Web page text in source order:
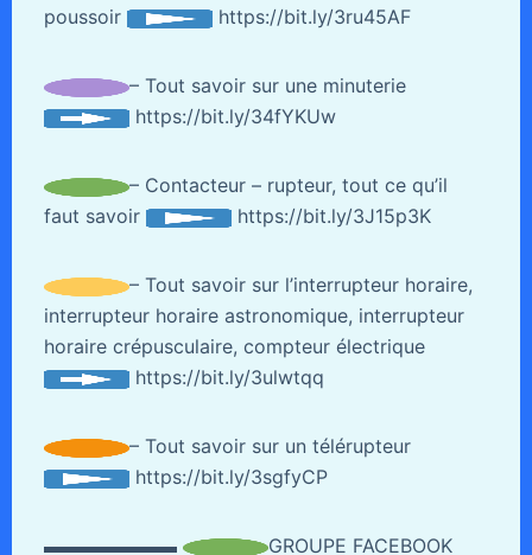
poussoir
https://bit.ly/3ru45AF
– Tout savoir sur une minuterie
https://bit.ly/34fYKUw
– Contacteur – rupteur, tout ce qu’il
faut savoir
https://bit.ly/3J15p3K
– Tout savoir sur l’interrupteur horaire,
interrupteur horaire astronomique, interrupteur
horaire crépusculaire, compteur électrique
https://bit.ly/3ulwtqq
– Tout savoir sur un télérupteur
https://bit.ly/3sgfyCP
▬▬▬▬▬▬▬ GROUPE FACEBOOK